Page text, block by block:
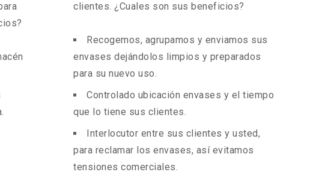
clientes. ¿Cuales son sus beneficios?
Recogemos, agrupamos y enviamos sus
envases dejándolos limpios y preparados
para su nuevo uso.
Controlado ubicación envases y el tiempo
que lo tiene sus clientes.
Interlocutor entre sus clientes y usted,
para reclamar los envases, así evitamos
tensiones comerciales.